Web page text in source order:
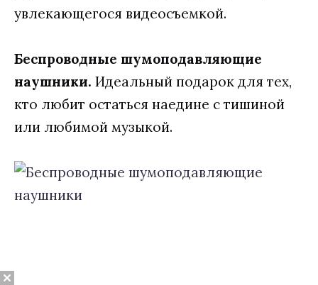
увлекающегося видеосъемкой.
Беспроводные шумоподавляющие
наушники. Идеальный подарок для тех,
кто любит остаться наедине с тишиной
или любимой музыкой.